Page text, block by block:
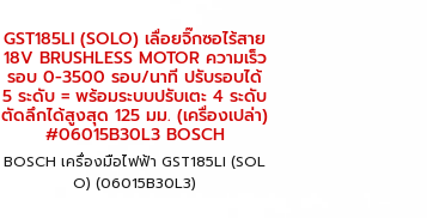
GST185LI (SOLO) เลื่อยจิ๊กซอไร้สาย
18V BRUSHLESS MOTOR ความเร็ว
รอบ 0-3500 รอบ/นาที ปรับรอบได้
5 ระดับ = พร้อมระบบปรับเตะ 4 ระดับ
ตัดลึกได้สูงสุด 125 มม. (เครื่องเปล่า)
#06015B30L3 BOSCH
BOSCH เครื่องมือไฟฟ้า GST185LI (SOL
O) (06015B30L3)